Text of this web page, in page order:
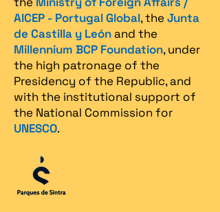
AICEP - Portugal Global, theJunta
de Castilla y Leónand the
Millennium BCP Foundation, under
the high patronage of the
Presidency of the Republic, and
with the institutional support of
the National Commission for
UNESCO.